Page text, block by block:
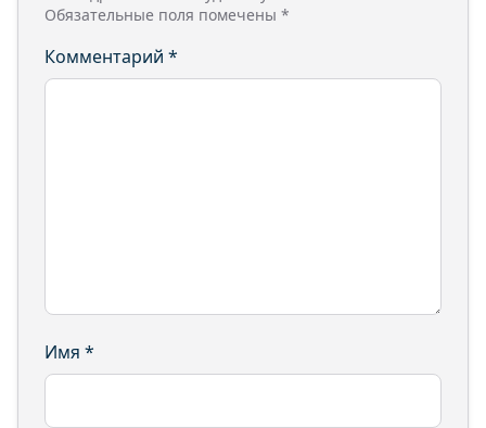
Обязательные поля помечены *
Комментарий *
Имя *